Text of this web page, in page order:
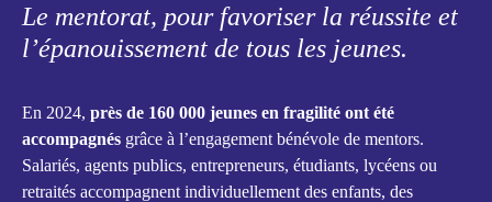
Le mentorat, pour favoriser la réussite et
l’épanouissement de tous les jeunes.
En 2024, près de 160 000 jeunes en fragilité ont été
accompagnés grâce à l’engagement bénévole de mentors.
Salariés, agents publics, entrepreneurs, étudiants, lycéens ou
retraités accompagnent individuellement des enfants, des